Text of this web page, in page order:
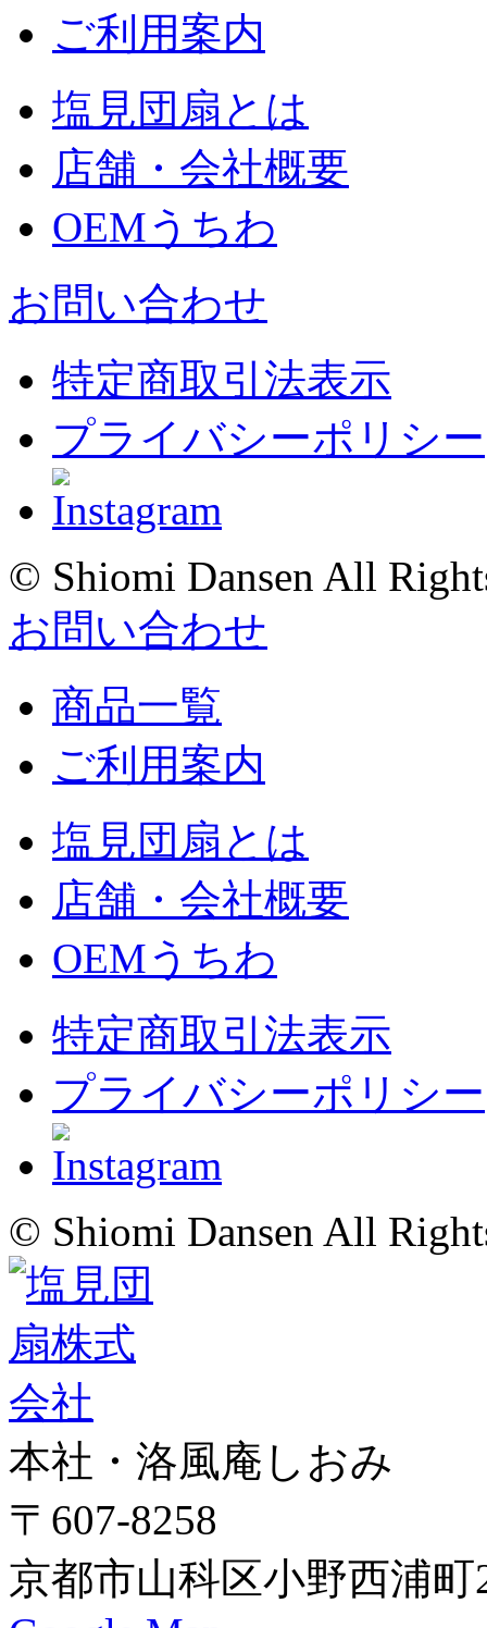
ご利用案内
塩見団扇とは
店舗・会社概要
OEMうちわ
お問い合わせ
特定商取引法表示
プライバシーポリシー
© Shiomi Dansen All
お問い合わせ
商品一覧
ご利用案内
塩見団扇とは
店舗・会社概要
OEMうちわ
特定商取引法表示
プライバシーポリシー
© Shiomi Dansen All
本社・洛風庵しおみ
〒607-8258
京都市山科区小野西浦町